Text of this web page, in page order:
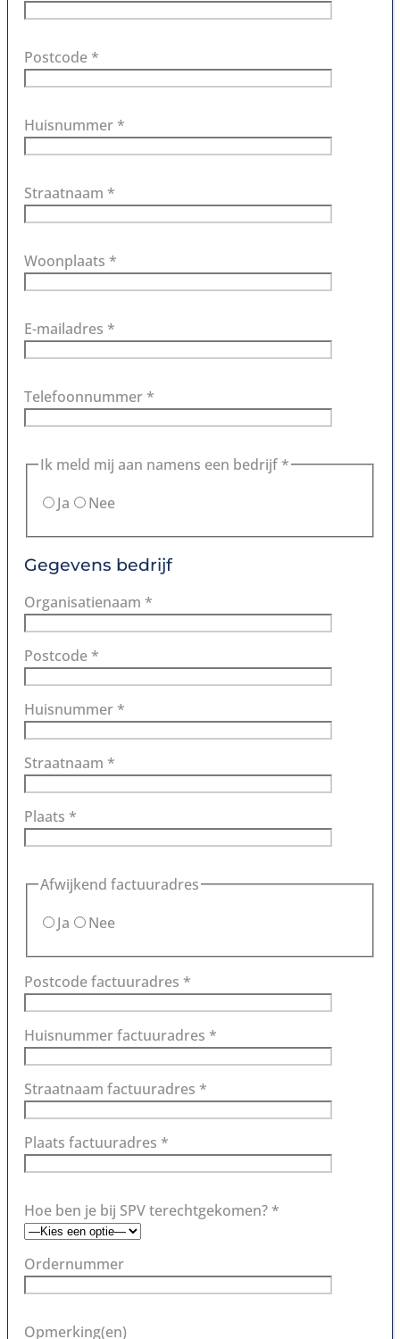
Postcode *
Huisnummer *
Straatnaam *
Woonplaats *
E-mailadres *
Telefoonnummer *
Ik meld mij aan namens een bedrijf *
Ja
Nee
Gegevens bedrijf
Organisatienaam *
Postcode *
Huisnummer *
Straatnaam *
Plaats *
Afwijkend factuuradres
Ja
Nee
Postcode factuuradres *
Huisnummer factuuradres *
Straatnaam factuuradres *
Plaats factuuradres *
Hoe ben je bij SPV terechtgekomen? *
Ordernummer
Opmerking(en)